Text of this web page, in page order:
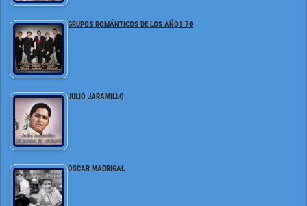
GRUPOS ROMÁNTICOS DE LOS AÑOS 70
JULIO JARAMILLO
OSCAR MADRIGAL